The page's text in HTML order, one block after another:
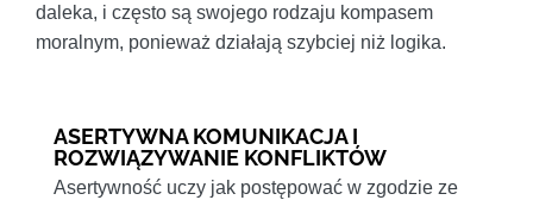
daleka, i często są swojego rodzaju kompasem
moralnym, ponieważ działają szybciej niż logika.
ASERTYWNA KOMUNIKACJA I
ROZWIĄZYWANIE KONFLIKTÓW
Asertywność uczy jak postępować w zgodzie ze